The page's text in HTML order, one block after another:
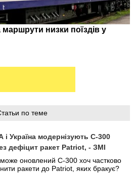
по теме
Україна модернізують С-300
дефіцит ракет Patriot, - ЗМІ
оновлений С-300 хоч частково
ракети до Patriot, яких бракує?